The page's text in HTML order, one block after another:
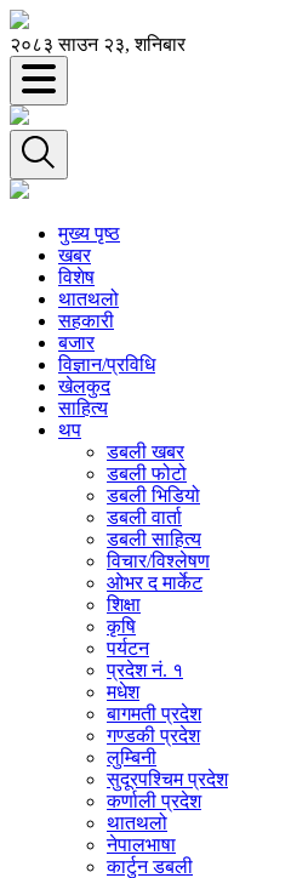
२०८३ साउन २३, शनिबार
मुख्य पृष्ठ
खबर
विशेष
थातथलो
सहकारी
बजार
विज्ञान/प्रविधि
खेलकुद
साहित्य
थप
डबली खबर
डबली फोटो
डबली भिडियो
डबली वार्ता
डबली साहित्य
विचार/विश्‍लेषण
ओभर द मार्केट
शिक्षा
कृषि
पर्यटन
प्रदेश नं. १
मधेश
बागमती प्रदेश
गण्डकी प्रदेश
लुम्बिनी
सुदूरपश्चिम प्रदेश
कर्णाली प्रदेश
थातथलो
नेपालभाषा
कार्टुन डबली